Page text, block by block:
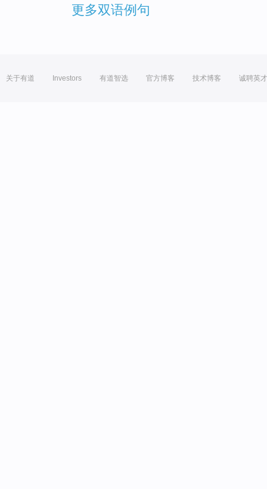
更多双语例句
关于有道 Investors 有道智选 官方博客 技术博客 诚聘英才